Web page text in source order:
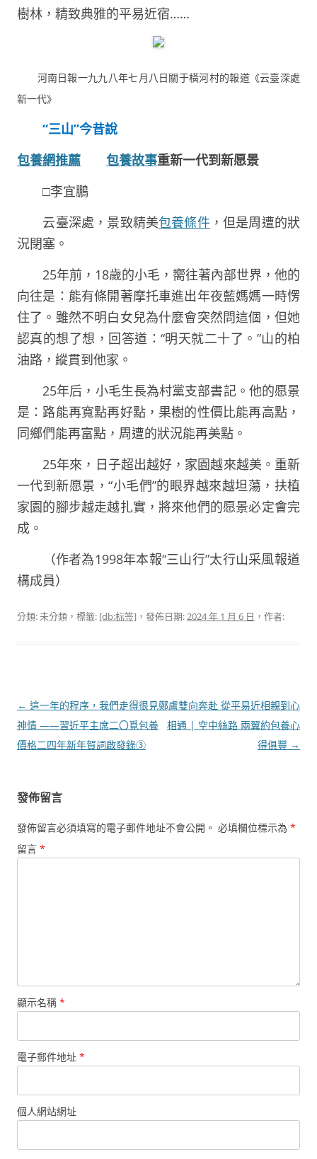
樹林，精致典雅的平易近宿……
河南日報一九九八年七月八日關于橫河村的報道《云臺深處
新一代》
“三山”今昔說
包養網推薦
包養故事重新一代到新愿景
□李宜鵬
云臺深處，景致精美包養條件，但是周遭的狀
況閉塞。
25年前，18歲的小毛，嚮往著內部世界，他的
向往是：能有條開著摩托車進出年夜藍媽媽一時愣
住了。雖然不明白女兒為什麼會突然問這個，但她
認真的想了想，回答道：“明天就二十了。”山的柏
油路，縱貫到他家。
25年后，小毛生長為村黨支部書記。他的愿景
是：路能再寬點再好點，果樹的性價比能再高點，
同鄉們能再富點，周遭的狀況能再美點。
25年來，日子超出越好，家園越來越美。重新
一代到新愿景，“小毛們”的眼界越來越坦蕩，扶植
家園的腳步越走越扎實，將來他們的愿景必定會完
成。
（作者為1998年本報“三山行”太行山采風報道
構成員）
分類: 未分類，標籤: [db:标签] ，發佈日期:2024 年 1 月 6 日 ，作者:
文
章
導
← 這一年的程序，我們走得很見
神情 ——習近平主席二〇覓包養
價格二四年新年賀詞啟發錄③
鄭盧雙向奔赴 從平易近相親到心
相通 | 空中絲路 兩翼約包養心
得俱豐 →
發佈留言
發佈留言必須填寫的電子郵件地址不會公開。 必填欄位標示為 *
留言 *
顯示名稱 *
電子郵件地址 *
個人網站網址